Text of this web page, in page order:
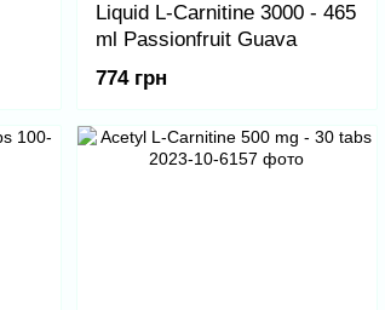
Liquid L-Carnitine 3000 - 465
ml Passionfruit Guava
774 грн